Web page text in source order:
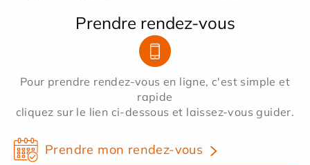
Prendre rendez-vous
Pour prendre rendez-vous en ligne, c'est simple et
rapide
cliquez sur le lien ci-dessous et laissez-vous guider.
Prendre mon rendez-vous